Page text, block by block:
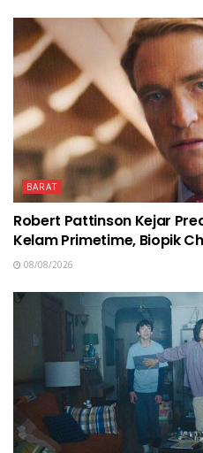
BARAT
Robert Pattinson Kejar
Kelam Primetime, Biopik
08/08/2026